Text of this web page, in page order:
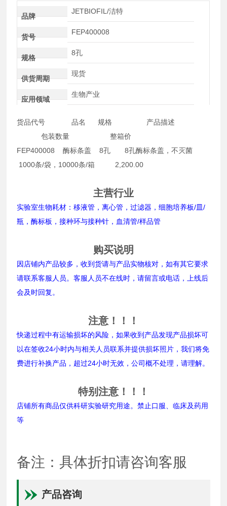
品牌
JETBIOFIL/洁特
货号
FEP400008
规格
8孔
供货周期
现货
应用领域
生物产业
货品代号 品名 规格 产品描述
包装数量 整箱价
FEP400008 酶标条盖 8孔 8孔酶标条盖，不灭菌
1000条/袋，10000条/箱 2,200.00
主营行业
实验室生物耗材：移液管，离心管，过滤器，细胞培养板/皿/
瓶，酶标板，接种环与接种针，血清管/样品管
购买说明
因店铺内产品较多，收到货请与产品实物核对，如有其它要求
请联系客服人员。客服人员不在线时，请留言或电话，上线后
会及时回复。
注意！！！
快递过程中有运输损坏的风险，如果收到产品发现产品损坏可
以在签收24小时内与相关人员联系并提供损坏照片，我们将免
费进行补换产品，超过24小时无效，公司概不处理，请理解。
特别注意！！！
店铺所有商品仅供科研实验研究用途。禁止口服、临床及药用
等
备注：具体折扣请咨询客服
产品咨询